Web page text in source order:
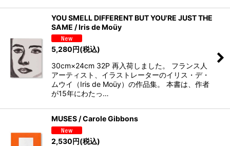
YOU SMELL DIFFERENT BUT YOU'RE JUST THE
SAME / Iris de Moüy
5,280円(税込)
30cm×24cm 32P 再入荷しました。 フランス人
アーティスト、イラストレーターのイリス・デ・
ムウイ（Iris de Moüy）の作品集。 本書は、作者
が15年にわたっ…
MUSES / Carole Gibbons
2,530円(税込)